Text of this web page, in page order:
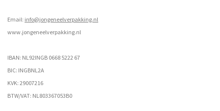
Email: info@jongeneelverpakking.nl
www.jongeneelverpakking.nl
IBAN: NL92INGB 0668 5222 67
BIC: INGBNL2A
KVK: 29007216
BTW/VAT: NL803367053B0